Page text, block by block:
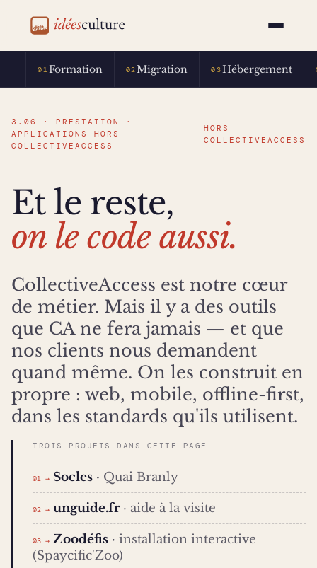
idéesculture
01Formation 02Migration 03Hébergement
3.06 · PRESTATION ·
APPLICATIONS HORS
COLLECTIVEACCESS
HORS
COLLECTIVEACCESS
Et le reste,
on le code aussi.
CollectiveAccess est notre cœur
de métier. Mais il y a des outils
que CA ne fera jamais — et que
nos clients nous demandent
quand même. On les construit en
propre : web, mobile, offline-first,
dans les standards qu'ils utilisent.
TROIS PROJETS DANS CETTE PAGE
01 → Socles · Quai Branly
02 → unguide.fr· aide à la visite
03 → Zoodéfis · installation interactive
(Spaycific'Zoo)